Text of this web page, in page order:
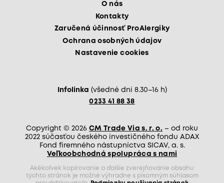
O nás
Kontakty
Zaručená účinnosť ProAlergiky
Ochrana osobných údajov
Nastavenie cookies
Infolinka (všedné dni 8.30–16 h)
0233 41 88 38
Copyright © 2026 CM Trade Via s. r. o. – od roku
2022 súčasťou českého investičného fondu ADAX
Fond firemného nástupníctva SICAV, a. s.
Veľkoobchodná spolupráca s nami
Akékoľvek kopírovanie a ďalšie zverejňovanie obsahu
týchto stránok je možné výhradne s písomným súhlasom